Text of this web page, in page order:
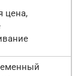
цена,